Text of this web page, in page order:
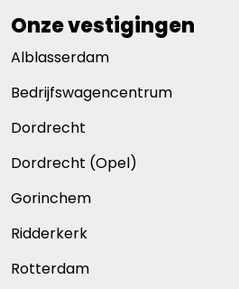
Onze vestigingen
Alblasserdam
Bedrijfswagencentrum
Dordrecht
Dordrecht (Opel)
Gorinchem
Ridderkerk
Rotterdam